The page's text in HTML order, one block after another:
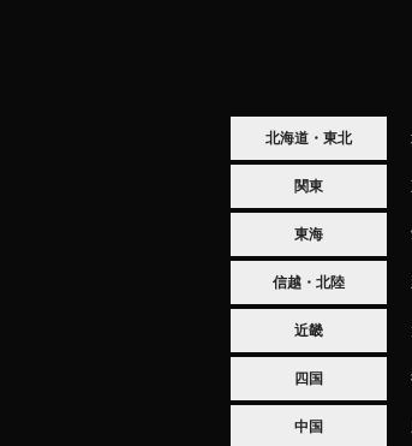
北海道・東北
関東
東海
信越・北陸
近畿
四国
中国